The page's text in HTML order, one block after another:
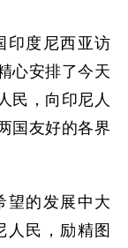
度尼西亚访
心安排了今天
民，向印尼人
国友好的各界
的发展中大
人民，励精图